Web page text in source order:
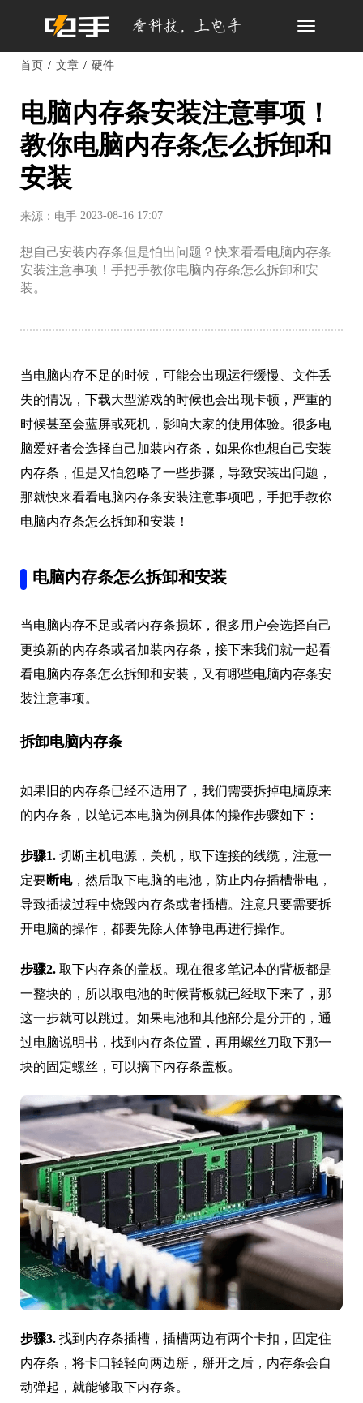
Toggle
首页 文章 硬件
电脑内存条安装注意事项！
教你电脑内存条怎么拆卸和
安装
来源：电手 2023-08-16 17:07
想自己安装内存条但是怕出问题？快来看看电脑内存条
安装注意事项！手把手教你电脑内存条怎么拆卸和安
装。
当电脑内存不足的时候，可能会出现运行缓慢、文件丢
失的情况，下载大型游戏的时候也会出现卡顿，严重的
时候甚至会蓝屏或死机，影响大家的使用体验。很多电
脑爱好者会选择自己加装内存条，如果你也想自己安装
内存条，但是又怕忽略了一些步骤，导致安装出问题，
那就快来看看电脑内存条安装注意事项吧，手把手教你
电脑内存条怎么拆卸和安装！
电脑内存条怎么拆卸和安装
当电脑内存不足或者内存条损坏，很多用户会选择自己
更换新的内存条或者加装内存条，接下来我们就一起看
看电脑内存条怎么拆卸和安装，又有哪些电脑内存条安
装注意事项。
拆卸电脑内存条
如果旧的内存条已经不适用了，我们需要拆掉电脑原来
的内存条，以笔记本电脑为例具体的操作步骤如下：
步骤1. 切断主机电源，关机，取下连接的线缆，注意一
定要断电，然后取下电脑的电池，防止内存插槽带电，
导致插拔过程中烧毁内存条或者插槽。注意只要需要拆
开电脑的操作，都要先除人体静电再进行操作。
步骤2. 取下内存条的盖板。现在很多笔记本的背板都是
一整块的，所以取电池的时候背板就已经取下来了，那
这一步就可以跳过。如果电池和其他部分是分开的，通
过电脑说明书，找到内存条位置，再用螺丝刀取下那一
块的固定螺丝，可以摘下内存条盖板。
步骤3. 找到内存条插槽，插槽两边有两个卡扣，固定住
内存条，将卡口轻轻向两边掰，掰开之后，内存条会自
动弹起，就能够取下内存条。